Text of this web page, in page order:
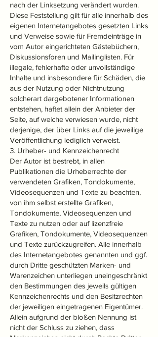
nach der Linksetzung verändert wurden.
Diese Feststellung gilt für alle innerhalb des
eigenen Internetangebotes gesetzten Links
und Verweise sowie für Fremdeinträge in
vom Autor eingerichteten Gästebüchern,
Diskussionsforen und Mailinglisten. Für
illegale, fehlerhafte oder unvollständige
Inhalte und insbesondere für Schäden, die
aus der Nutzung oder Nichtnutzung
solcherart dargebotener Informationen
entstehen, haftet allein der Anbieter der
Seite, auf welche verwiesen wurde, nicht
derjenige, der über Links auf die jeweilige
Veröffentlichung lediglich verweist.
3. Urheber- und Kennzeichenrecht
Der Autor ist bestrebt, in allen
Publikationen die Urheberrechte der
verwendeten Grafiken, Tondokumente,
Videosequenzen und Texte zu beachten,
von ihm selbst erstellte Grafiken,
Tondokumente, Videosequenzen und
Texte zu nutzen oder auf lizenzfreie
Grafiken, Tondokumente, Videosequenzen
und Texte zurückzugreifen. Alle innerhalb
des Internetangebotes genannten und ggf.
durch Dritte geschützten Marken- und
Warenzeichen unterliegen uneingeschränkt
den Bestimmungen des jeweils gültigen
Kennzeichenrechts und den Besitzrechten
der jeweiligen eingetragenen Eigentümer.
Allein aufgrund der bloßen Nennung ist
nicht der Schluss zu ziehen, dass